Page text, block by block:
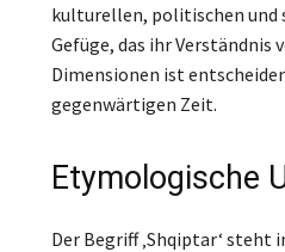
kulturellen, politischen und
Gefüge, das ihr Verständnis
Dimensionen ist
gegenwärtigen Zeit.
Etymologische
Der Begriff ‚Shqiptar‘